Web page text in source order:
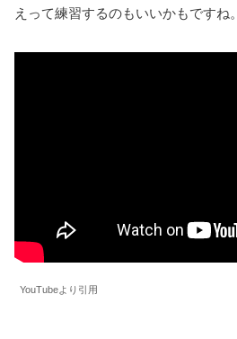
えって練習するのもいいかもですね。
YouTubeより引用